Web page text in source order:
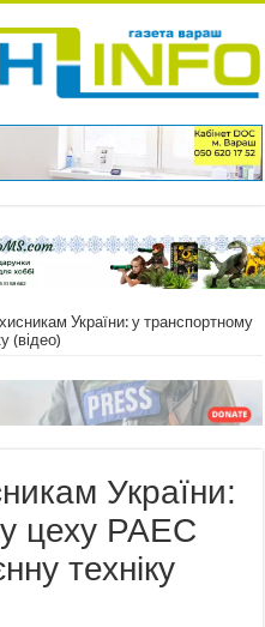
України: у транспортному
(відео)
України:
цеху РАЕС
техніку